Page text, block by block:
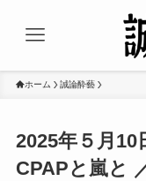
ホーム 誠論酔藝
2025年５月10
CPAPと嵐と